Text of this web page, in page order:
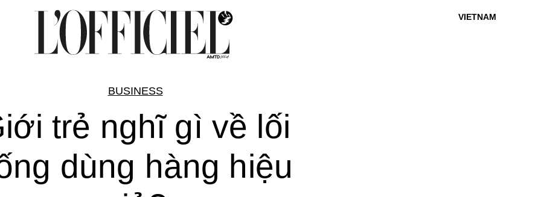
VIETNAM
BUSINESS
trẻ nghĩ gì về lối
dùng hàng hiệu